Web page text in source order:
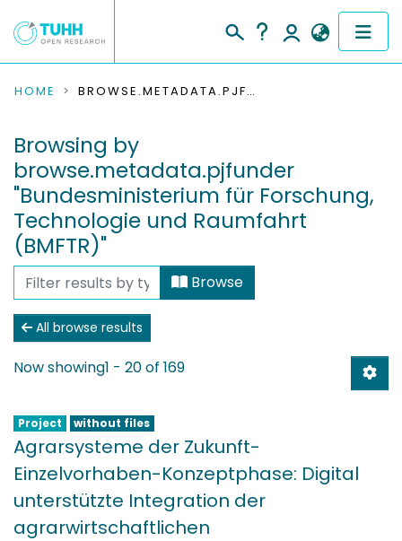
COMMUNITIES & COLLECTIONS
RESEARCH DATA
PEOPLE
INSTITUTIONS
PROJECTS
HOME BROWSE.METADATA.PJFUNDER.BREADCRUMBS
Browsing by
browse.metadata.pjfunder
"Bundesministerium für Forschung,
Technologie und Raumfahrt
(BMFTR)"
Browse
All browse results
Now showing1 - 20 of 169
Project without files
Agrarsysteme der Zukunft-
Einzelvorhaben-Konzeptphase: Digital
unterstützte Integration der
agrarwirtschaftlichen